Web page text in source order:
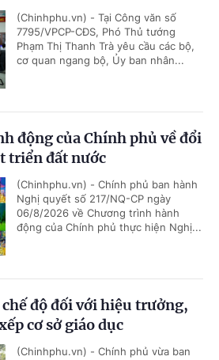
(Chinhphu.vn) - Tại Công văn số
7795/VPCP-CĐS, Phó Thủ tướng
Phạm Thị Thanh Trà yêu cầu các bộ,
cơ quan ngang bộ, Ủy ban nhân...
động của Chính phủ về đổi
triển đất nước
(Chinhphu.vn) - Chính phủ ban hành
Nghị quyết số 217/NQ-CP ngày
06/8/2026 về Chương trình hành
động của Chính phủ thực hiện Nghị...
độ đối với hiệu trưởng,
cơ sở giáo dục
(Chinhphu.vn) - Chính phủ vừa ban